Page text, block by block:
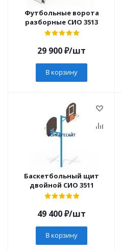
Футбольные ворота
разборные СИО 3513
29 900₽/шт
В корзину
Баскетбольный щит
двойной СИО 3511
49 400₽/шт
В корзину